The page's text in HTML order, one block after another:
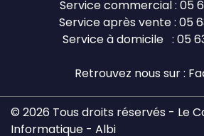
Service commercial : 05
Service après vente : 05
Service à domicile : 05
Retrouvez nous sur :
© 2026 Tous droits réservés - Le
Informatique - Albi